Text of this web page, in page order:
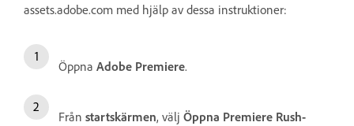
assets.adobe.com med hjälp av dessa instruktioner:
Öppna Adobe Premiere.
Från startskärmen, välj Öppna Premiere Rush-